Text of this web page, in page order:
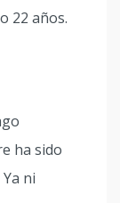
22 años.
ha sido
ni